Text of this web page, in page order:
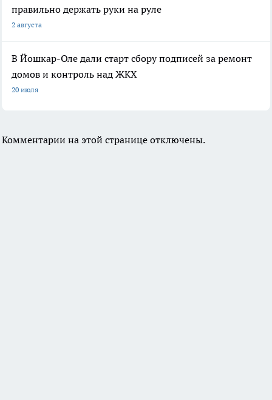
правильно держать руки на руле
2 августа
В Йошкар-Оле дали старт сбору подписей за ремонт
домов и контроль над ЖКХ
20 июля
Комментарии на этой странице отключены.